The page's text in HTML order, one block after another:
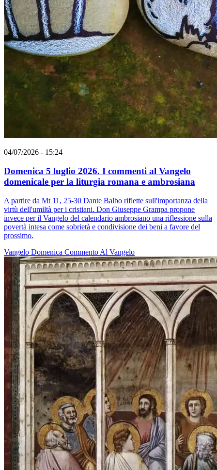
04/07/2026 - 15:24
Domenica 5 luglio 2026. I commenti al Vangelo
domenicale per la liturgia romana e ambrosiana
A partire da Mt 11, 25-30 Dante Balbo riflette sull'importanza della
virtù dell'umiltà per i cristiani. Don Giuseppe Grampa propone
invece per il Vangelo del calendario ambrosiano una riflessione sulla
povertà intesa come sobrietà e condivisione dei beni a favore del
prossimo.
Vangelo Domenica Commento Al Vangelo